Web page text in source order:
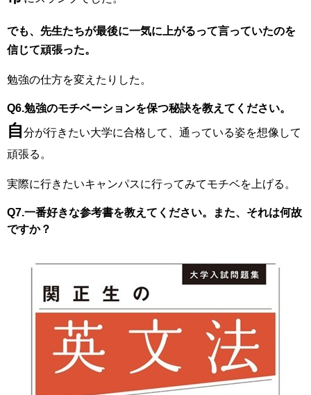
でも、先生たちが最後に一気に上がるって言っていたのを
信じて頑張った。
勉強の仕方を変えたりした。
Q6.勉強のモチベーションを保つ秘訣を教えてください。
自分が行きたい大学に合格して、通っている姿を想像して
頑張る。
実際に行きたいキャンパスに行ってみてモチベを上げる。
Q7.一番好きな参考書を教えてください。また、それは何故
ですか？